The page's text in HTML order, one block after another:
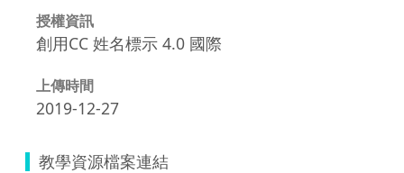
授權資訊
創用CC 姓名標示 4.0 國際
上傳時間
2019-12-27
教學資源檔案連結